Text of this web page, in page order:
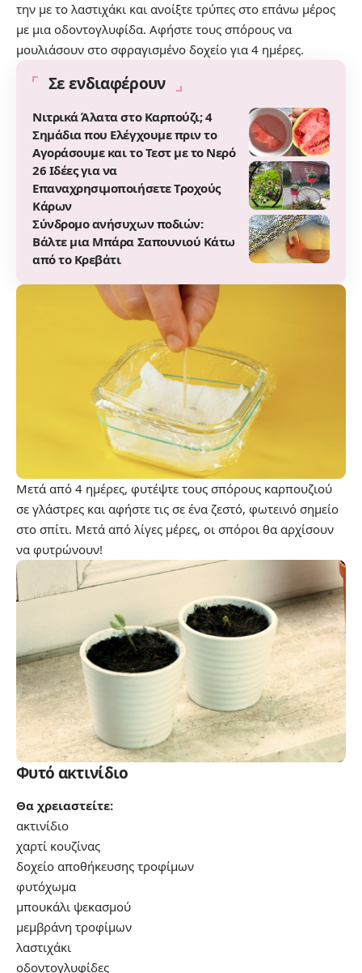
την με το λαστιχάκι και ανοίξτε τρύπες στο επάνω μέρος
με μια οδοντογλυφίδα. Αφήστε τους σπόρους να
μουλιάσουν στο σφραγισμένο δοχείο για 4 ημέρες.
Σε ενδιαφέρουν
Νιτρικά Άλατα στο Καρπούζι; 4
Σημάδια που Ελέγχουμε πριν το
Αγοράσουμε και το Τεστ με το Νερό
26 Ιδέες για να
Επαναχρησιμοποιήσετε Τροχούς
Κάρων
Σύνδρομο ανήσυχων ποδιών:
Βάλτε μια Μπάρα Σαπουνιού Κάτω
από το Κρεβάτι
Μετά από 4 ημέρες, φυτέψτε τους σπόρους καρπουζιού
σε γλάστρες και αφήστε τις σε ένα ζεστό, φωτεινό σημείο
στο σπίτι. Μετά από λίγες μέρες, οι σπόροι θα αρχίσουν
να φυτρώνουν!
Φυτό ακτινίδιο
Θα χρειαστείτε:
ακτινίδιο
χαρτί κουζίνας
δοχείο αποθήκευσης τροφίμων
φυτόχωμα
μπουκάλι ψεκασμού
μεμβράνη τροφίμων
λαστιχάκι
οδοντογλυφίδες